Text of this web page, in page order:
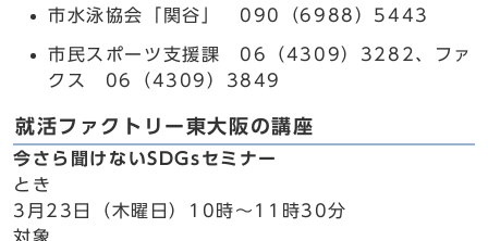
市水泳協会「関谷」 090（6988）5443
市民スポーツ支援課 06（4309）3282、ファ
クス 06（4309）3849
就活ファクトリー東大阪の講座
今さら聞けないSDGsセミナー
とき
3月23日（木曜日）10時～11時30分
対象